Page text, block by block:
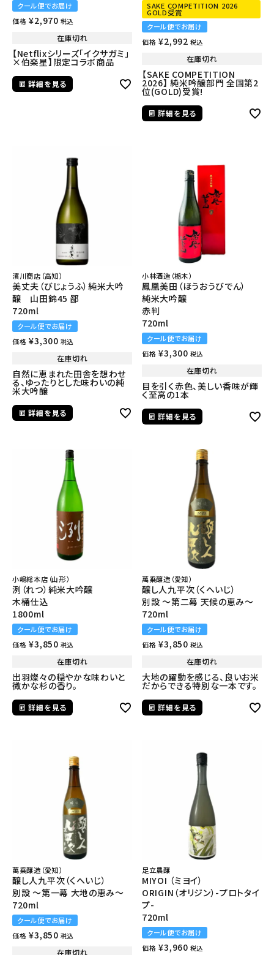
クール便でお届け
価格 ¥2,970 税込
在庫切れ
【Netflixシリーズ「イクサガミ」
×伯楽星】限定コラボ商品
詳細を見る
SAKE COMPETITION 2026
GOLD受賞
クール便でお届け
価格 ¥2,992 税込
在庫切れ
【SAKE COMPETITION
2026】 純米吟醸部門 全国第2
位(GOLD)受賞!
詳細を見る
濱川商店（高知）
美丈夫（びじょうふ）純米大吟
醸 山田錦45 鄙
720ml
クール便でお届け
価格 ¥3,300 税込
在庫切れ
自然に恵まれた田舎を想わせ
る、ゆったりとした味わいの純
米大吟醸
詳細を見る
小林酒造（栃木）
鳳凰美田（ほうおうびでん）
純米大吟醸
赤判
720ml
クール便でお届け
価格 ¥3,300 税込
在庫切れ
目を引く赤色、美しい香味が輝
く至高の1本
詳細を見る
小嶋総本店（山形）
洌（れつ）純米大吟醸
木桶仕込
1800ml
クール便でお届け
価格 ¥3,850 税込
在庫切れ
出羽燦々の穏やかな味わいと
微かな杉の香り。
詳細を見る
萬乗醸造（愛知）
醸し人九平次（くへいじ）
別設 ～第二幕 天候の恵み～
720ml
クール便でお届け
価格 ¥3,850 税込
在庫切れ
大地の躍動を感じる、良いお米
だからできる特別な一本です。
詳細を見る
萬乗醸造（愛知）
醸し人九平次（くへいじ）
別設 ～第一幕 大地の恵み～
720ml
クール便でお届け
価格 ¥3,850 税込
在庫切れ
足立農醸
MIYOI （ミヨイ）
ORIGIN（オリジン）-プロトタイ
プ-
720ml
クール便でお届け
価格 ¥3,960 税込